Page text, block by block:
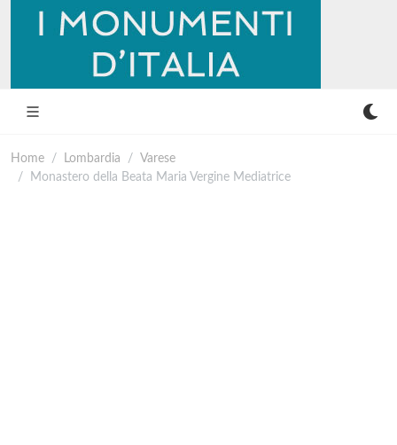
Home Lombardia
Varese
Monastero della Beata Maria Vergine Mediatrice